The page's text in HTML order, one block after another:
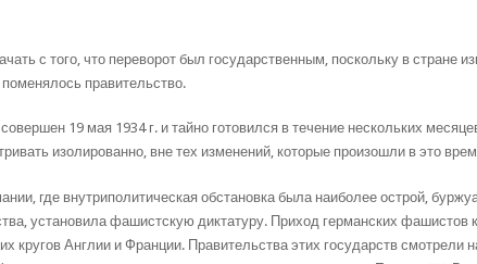
с того, что переворот был государственным, поскольку в стране
поменялось правительство.
19 мая 1934 г. и тайно готовился в течение нескольких
изолированно, вне тех изменений, которые произошли в это
где внутриполитическая обстановка была наиболее острой,
установила фашистскую диктатуру. Приход германских фашистов
кругов Англии и Франции. Правительства этих государств